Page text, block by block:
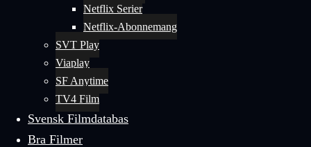
Netflix Serier
Netflix-Abonnemang
SVT Play
Viaplay
SF Anytime
TV4 Film
Svensk Filmdatabas
Bra Filmer